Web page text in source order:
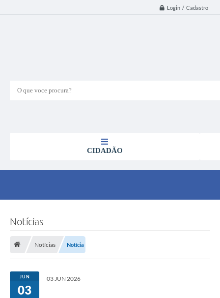
Login / Cadastro
O que voce procura?
CIDADÃO
Notícias
Notícias Notícia
JUN
03
03 JUN 2026